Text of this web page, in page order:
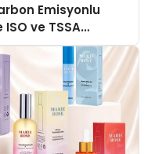
Emisyonlu
ve TSSA